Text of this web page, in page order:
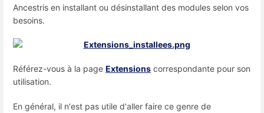
Ancestris en installant ou désinstallant des modules selon vos
besoins.
Référez-vous à la page Extensions correspondante pour son
utilisation.
En général, il n'est pas utile d'aller faire ce genre de